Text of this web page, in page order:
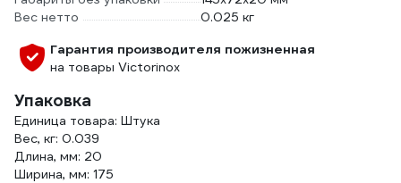
Вес нетто
0.025 кг
Гарантия производителя пожизненная
на товары Victorinox
Упаковка
Единица товара: Штука
Вес, кг: 0.039
Длина, мм: 20
Ширина, мм: 175